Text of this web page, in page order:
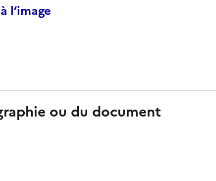
l’image
ou du document